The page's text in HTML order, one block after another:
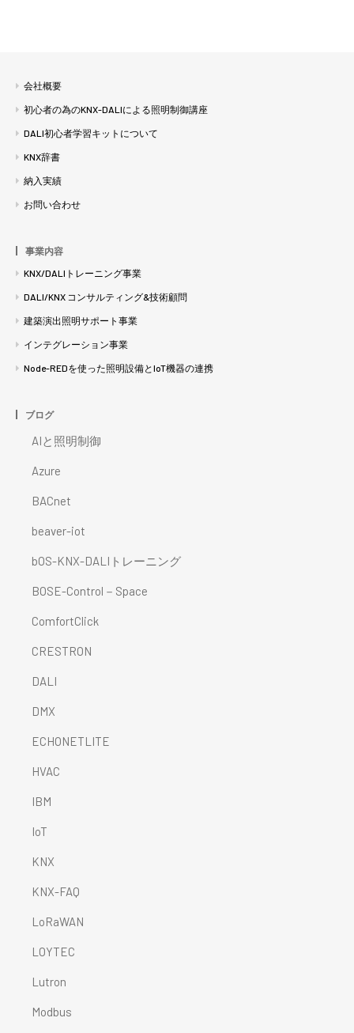
会社概要
初心者の為のKNX-DALIによる照明制御講座
DALI初心者学習キットについて
KNX辞書
納入実績
お問い合わせ
事業内容
KNX/DALIトレーニング事業
DALI/KNX コンサルティング&技術顧問
建築演出照明サポート事業
インテグレーション事業
Node-REDを使った照明設備とIoT機器の連携
ブログ
AIと照明制御
Azure
BACnet
beaver-iot
bOS-KNX-DALIトレーニング
BOSE-Control－Space
ComfortClick
CRESTRON
DALI
DMX
ECHONETLITE
HVAC
IBM
IoT
KNX
KNX-FAQ
LoRaWAN
LOYTEC
Lutron
Modbus